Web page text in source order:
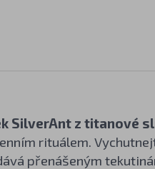
SilverAnt z titanové
rituálem.
přenášeným